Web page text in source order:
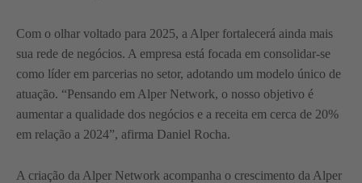
Com o olhar voltado para 2025, a Alper fortalecerá ainda mais
sua rede de negócios. A empresa está focada em consolidar-se
como líder em parcerias no setor, adotando um modelo único de
atuação. “Pensando em Alper Network, o nosso objetivo é
aumentar a qualidade dos negócios e a receita em cerca de 20%
em relação a 2024”, afirma Daniel Rocha.
A criação da Alper Network acompanha o crescimento da Alper